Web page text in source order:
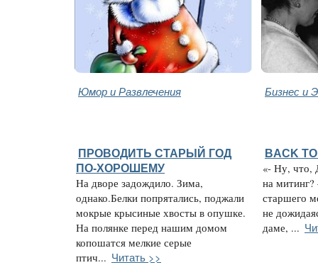
Юмор и Развлечения Бизнес и
ПРОВОДИТЬ СТАРЫЙ ГОД
ПО-ХОРОШЕМУ
На дворе задождило. Зима,
однако.Белки попрятались, поджали
мокрые крысиные хвосты в опушке.
На полянке перед нашим домом
копошатся мелкие серые
птич... Читать >>
BACK
«- Ну, что,
на
старшего
не
даме, ...